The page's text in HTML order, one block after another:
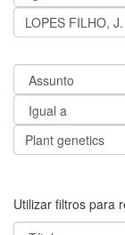
Utilizar filtros para